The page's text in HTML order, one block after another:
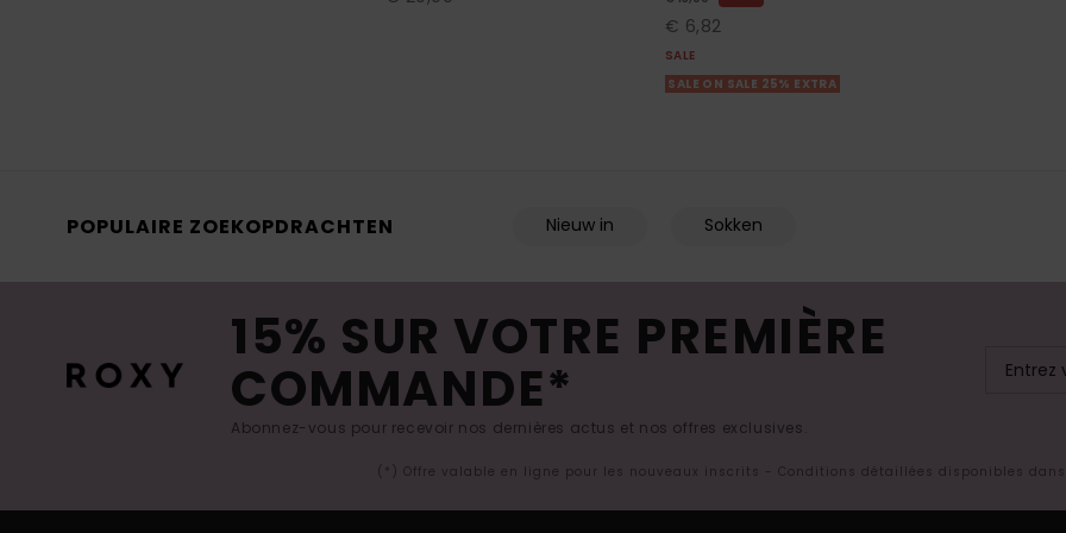
€ 6,82
SALE
SALE ON SALE 25% EXTRA
POPULAIRE ZOEKOPDRACHTEN Nieuw in Sokken
15% SUR VOTRE PREMIÈRE
COMMANDE*
Abonnez-vous pour recevoir nos dernières actus et nos offres exclusives.
(*) Offre valable en ligne pour les nouveaux inscrits - Conditions détaillées disponibles